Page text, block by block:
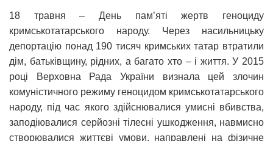
18 травня – День пам’яті жертв геноциду
кримськотатарського народу. Через насильницьку
депортацію понад 190 тисяч кримських татар втратили
дім, батьківщину, рідних, а багато хто – і життя. У 2015
році Верховна Рада України визнала цей злочин
комуністичного режиму геноцидом кримськотатарського
народу, під час якого здійснювалися умисні вбивства,
заподіювалися серйозні тілесні ушкодження, навмисно
створювалися життєві умови, направлені на фізичне